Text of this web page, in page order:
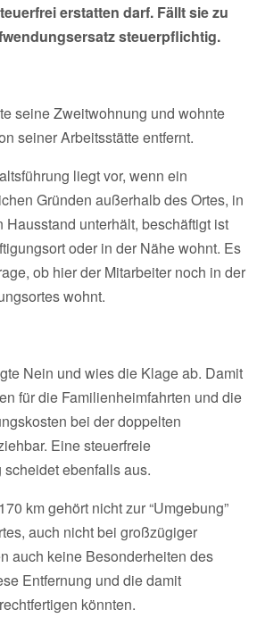
erstatten darf. Fällt sie zu
steuerpflichtig.
seine Zweitwohnung und wohnte
seiner Arbeitsstätte entfernt.
liegt vor, wenn ein
Gründen außerhalb des Ortes, in
unterhält, beschäftigt ist
oder in der Nähe wohnt. Es
ob hier der Mitarbeiter noch in der
wohnt.
Nein und wies die Klage ab. Damit
für die Familienheimfahrten und die
bei der doppelten
Eine steuerfreie
ebenfalls aus.
km gehört nicht zur “Umgebung”
auch nicht bei großzügiger
auch keine Besonderheiten des
Entfernung und die damit
könnten.